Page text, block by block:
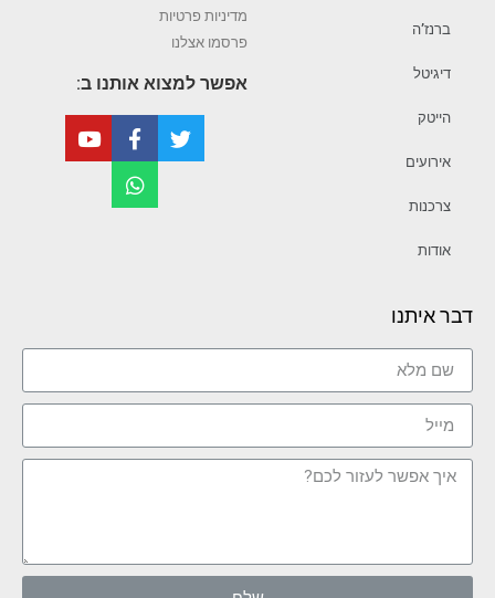
ברנז’ה
דיגיטל
הייטק
אירועים
צרכנות
אודות
מדיניות פרטיות
פרסמו אצלנו
אפשר למצוא אותנו ב:
דבר איתנו